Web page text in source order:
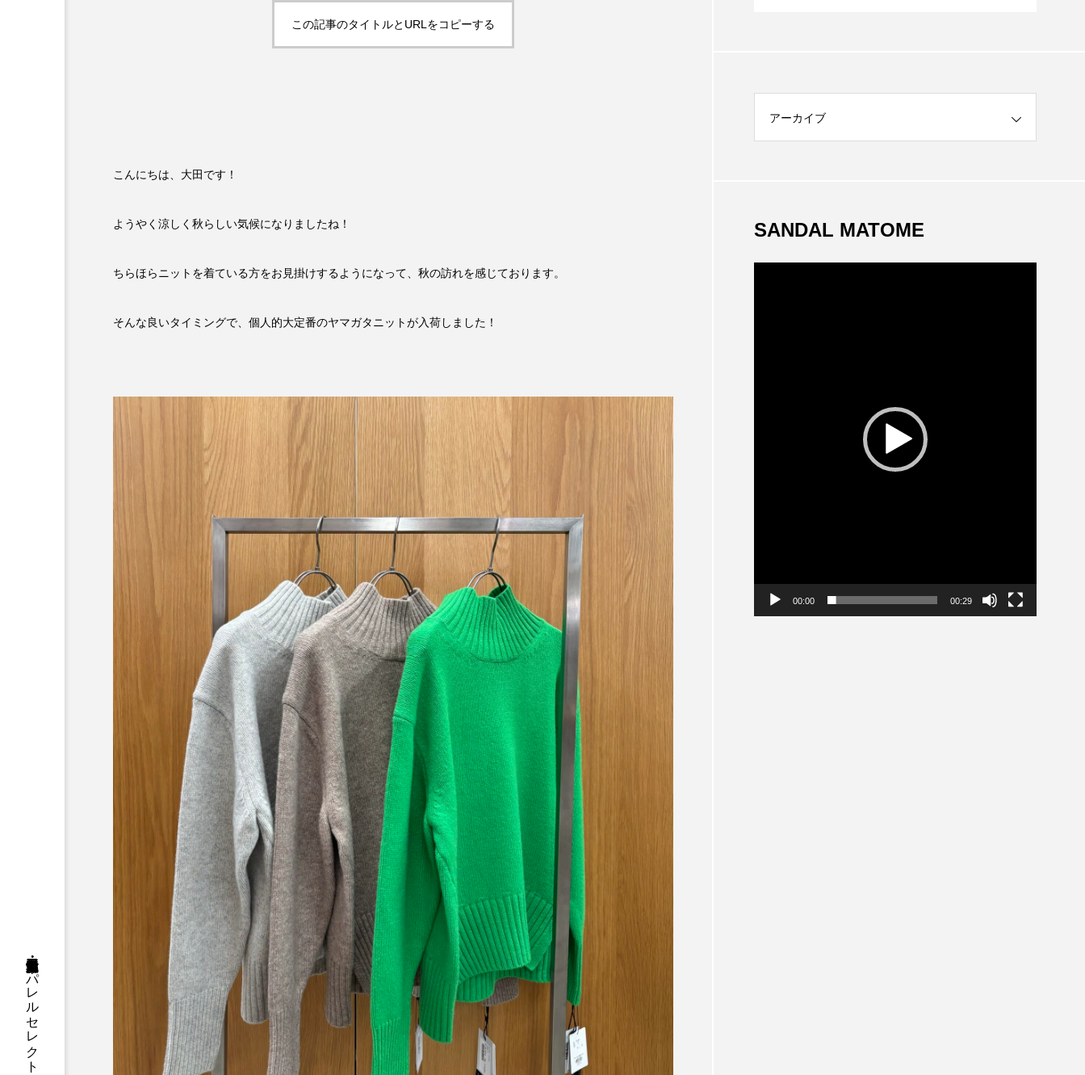
この記事のタイトルとURLをコピーする
こんにちは、大田です！
ようやく涼しく秋らしい気候になりましたね！
ちらほらニットを着ている方をお見掛けするようになって、秋の訪れを感じております。
そんな良いタイミングで、個人的大定番のヤマガタニットが入荷しました！
アーカイブ
SANDAL MATOME
00:00 00:29